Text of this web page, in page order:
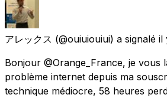
アレックス (@ouiuiouiui) a signalé il
Bonjour @Orange_France, je vous
problème internet depuis ma
technique médiocre, 58 heures